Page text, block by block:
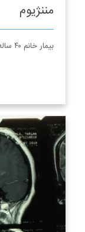
مننژیوم